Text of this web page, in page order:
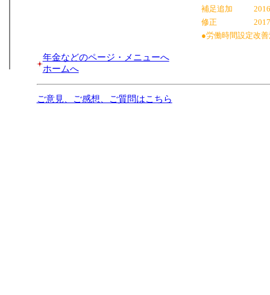
補足追加
修正
●労働時間設定改
年金などのページ・メニューへ
ホームへ
ご意見、ご感想、ご質問はこちら